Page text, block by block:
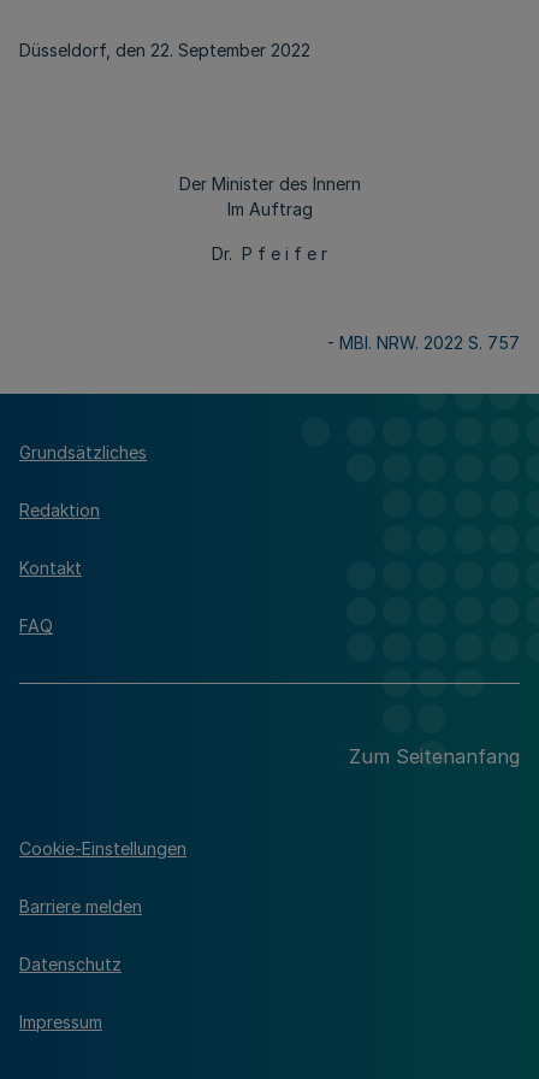
Düsseldorf, den 22. September 2022
Der Minister des Innern
Im Auftrag
Dr. P f e i f e r
- MBl. NRW. 2022 S. 757
Grundsätzliches
Redaktion
Kontakt
FAQ
Zum Seitenanfang
Cookie-Einstellungen
Barriere melden
Datenschutz
Impressum